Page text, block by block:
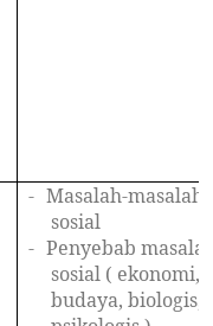
- Masalah-masalah
sosial
- Penyebab
sosial ( ekonomi,
budaya, biologis,